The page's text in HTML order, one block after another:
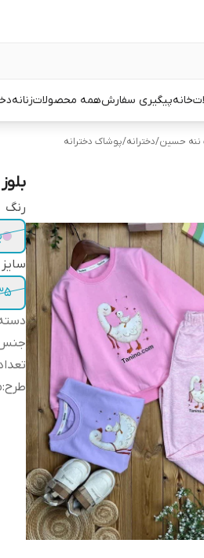
خانهپیگیری سفارشهمه محصولاتزنانه
ننه حسین/دخترانه/پوشاک دخترانه
رنگ
سایز
طرح: